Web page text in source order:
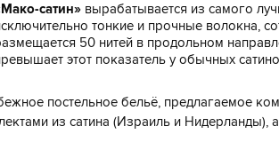
сатин» вырабатывается из самого
тонкие и прочные волокна,
50 нитей в продольном
этот показатель у обычных
постельное бельё, предлагаемое
из сатина (Израиль и Нидерланды),